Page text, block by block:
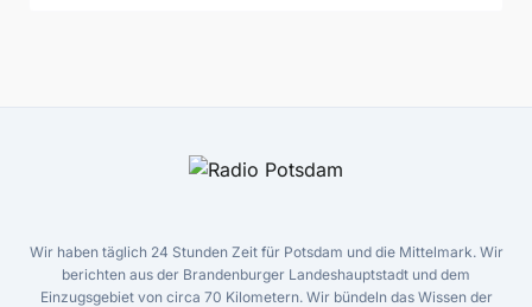
Wir haben täglich 24 Stunden Zeit für Potsdam und die Mittelmark. Wir
berichten aus der Brandenburger Landeshauptstadt und dem
Einzugsgebiet von circa 70 Kilometern. Wir bündeln das Wissen der